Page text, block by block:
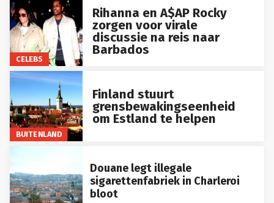
CELEBS
Rihanna en A$AP Rocky
zorgen voor virale
discussie na reis naar
Barbados
BUITENLAND
Finland stuurt
grensbewakingseenheid
om Estland te helpen
Douane legt illegale
sigarettenfabriek in Charleroi
bloot